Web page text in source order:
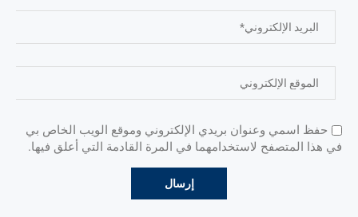
حفظ اسمي وعنوان بريدي الإلكتروني وموقع الويب الخاص بي
في هذا المتصفح لاستخدامهما في المرة القادمة التي أعلق فيها.